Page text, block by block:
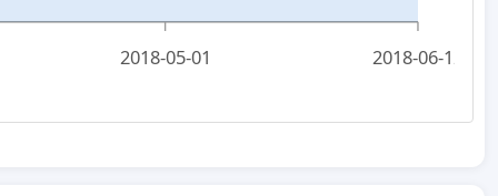
2018-05-01 2018-06-12